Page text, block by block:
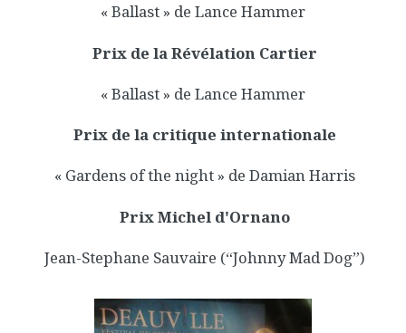
« Ballast » de Lance Hammer
Prix de la Révélation Cartier
« Ballast » de Lance Hammer
Prix de la critique internationale
« Gardens of the night » de Damian Harris
Prix Michel d'Ornano
Jean-Stephane Sauvaire (“Johnny Mad Dog”)